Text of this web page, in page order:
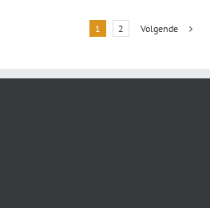
1 2 Volgende